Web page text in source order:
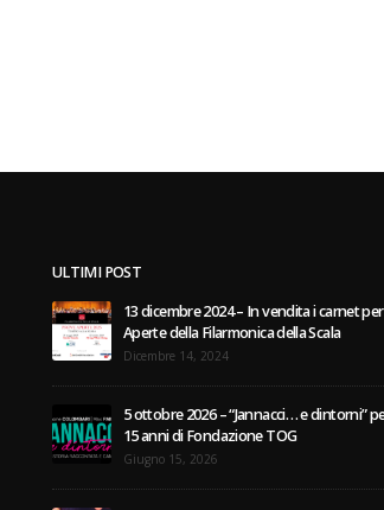
ULTIMI POST
13 dicembre 2024 – In vendita i carnet per
Aperte della Filarmonica della Scala
Dicembre 14, 2024
5 ottobre 2026 – “Jannacci… e dintorni”
15 anni di Fondazione TOG
Giugno 15, 2026